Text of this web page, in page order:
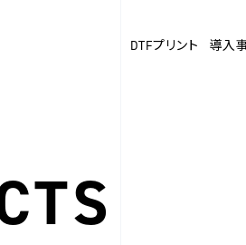
DTFプリント 導入